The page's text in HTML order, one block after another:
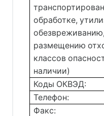
обработке,
обезвреживанию,
размещению
классов
наличии)
Коды ОКВЭД:
Телефон:
Факс: